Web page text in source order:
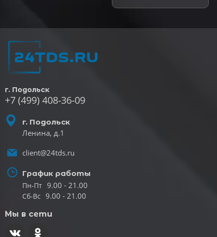
г. Подольск
+7 (499) 408-36-09
г. Подольск
Ленина, д.1
client@24tds.ru
График работы
Пн-Пт 9.00 - 21.00
Сб-Вс 9.00 - 21.00
Мы в сети